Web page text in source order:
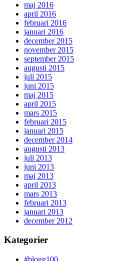
maj 2016
april 2016
februari 2016
januari 2016
december 2015
november 2015
september 2015
augusti 2015
juli 2015
juni 2015
maj 2015
april 2015
mars 2015
februari 2015
januari 2015
december 2014
augusti 2013
juli 2013
juni 2013
maj 2013
april 2013
mars 2013
februari 2013
januari 2013
december 2012
Kategorier
#blogg100